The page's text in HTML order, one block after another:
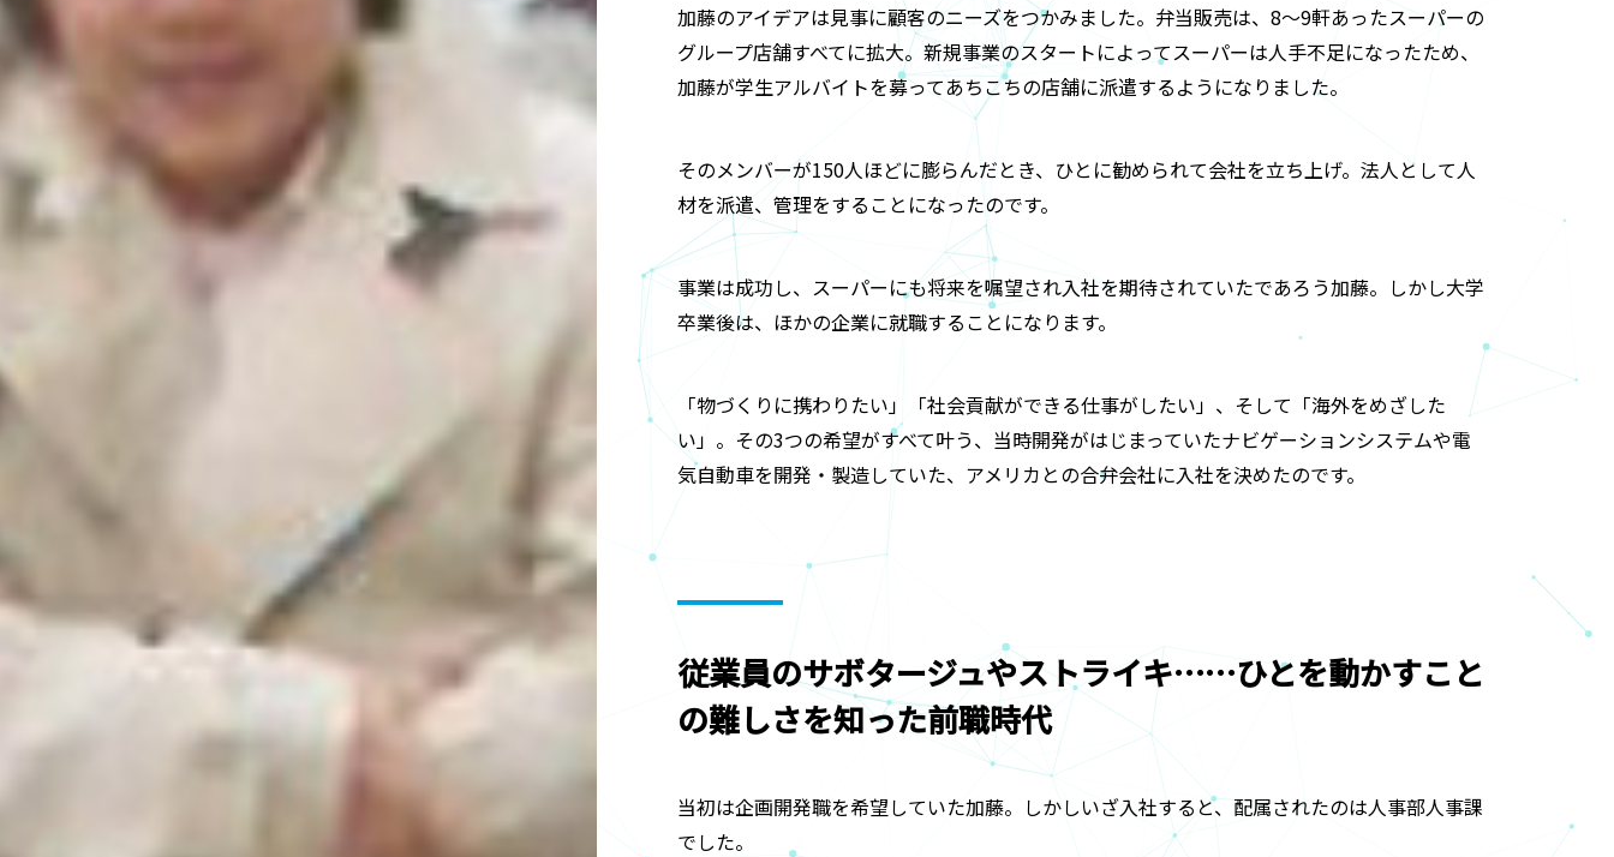
加藤のアイデアは見事に顧客のニーズをつかみました。弁当販売は、8～9軒あったスーパーの
グループ店舗すべてに拡大。新規事業のスタートによってスーパーは人手不足になったため、
加藤が学生アルバイトを募ってあちこちの店舗に派遣するようになりました。
そのメンバーが150人ほどに膨らんだとき、ひとに勧められて会社を立ち上げ。法人として人
材を派遣、管理をすることになったのです。
事業は成功し、スーパーにも将来を嘱望され入社を期待されていたであろう加藤。しかし大学
卒業後は、ほかの企業に就職することになります。
「物づくりに携わりたい」「社会貢献ができる仕事がしたい」、そして「海外をめざした
い」。その3つの希望がすべて叶う、当時開発がはじまっていたナビゲーションシステムや電
気自動車を開発・製造していた、アメリカとの合弁会社に入社を決めたのです。
従業員のサボタージュやストライキ……ひとを動かすこと
の難しさを知った前職時代
当初は企画開発職を希望していた加藤。しかしいざ入社すると、配属されたのは人事部人事課
でした。